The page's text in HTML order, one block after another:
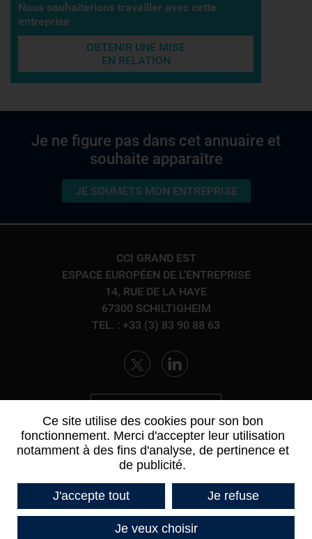
Nous souhaiterions travailler avec cette
entreprise
OBTENIR UNE MISE
EN RELATION
Je ne figure pas dans cet annuaire et
souhaite apparaître
JE SOUMETS MON ENTREPRISE
CCI GRAND EST
ESPACE EUROPÉEN DE L'ENTREPRISE
14, RUE DE LA HAYE
67300 SCHILTIGHEIM
TEL. : +33 (3) 83 90 88 63
Ce site utilise des cookies pour son bon
fonctionnement. Merci d'accepter leur utilisation
notamment à des fins d'analyse, de pertinence et
de publicité.
J'accepte tout Je refuse
Je veux choisir